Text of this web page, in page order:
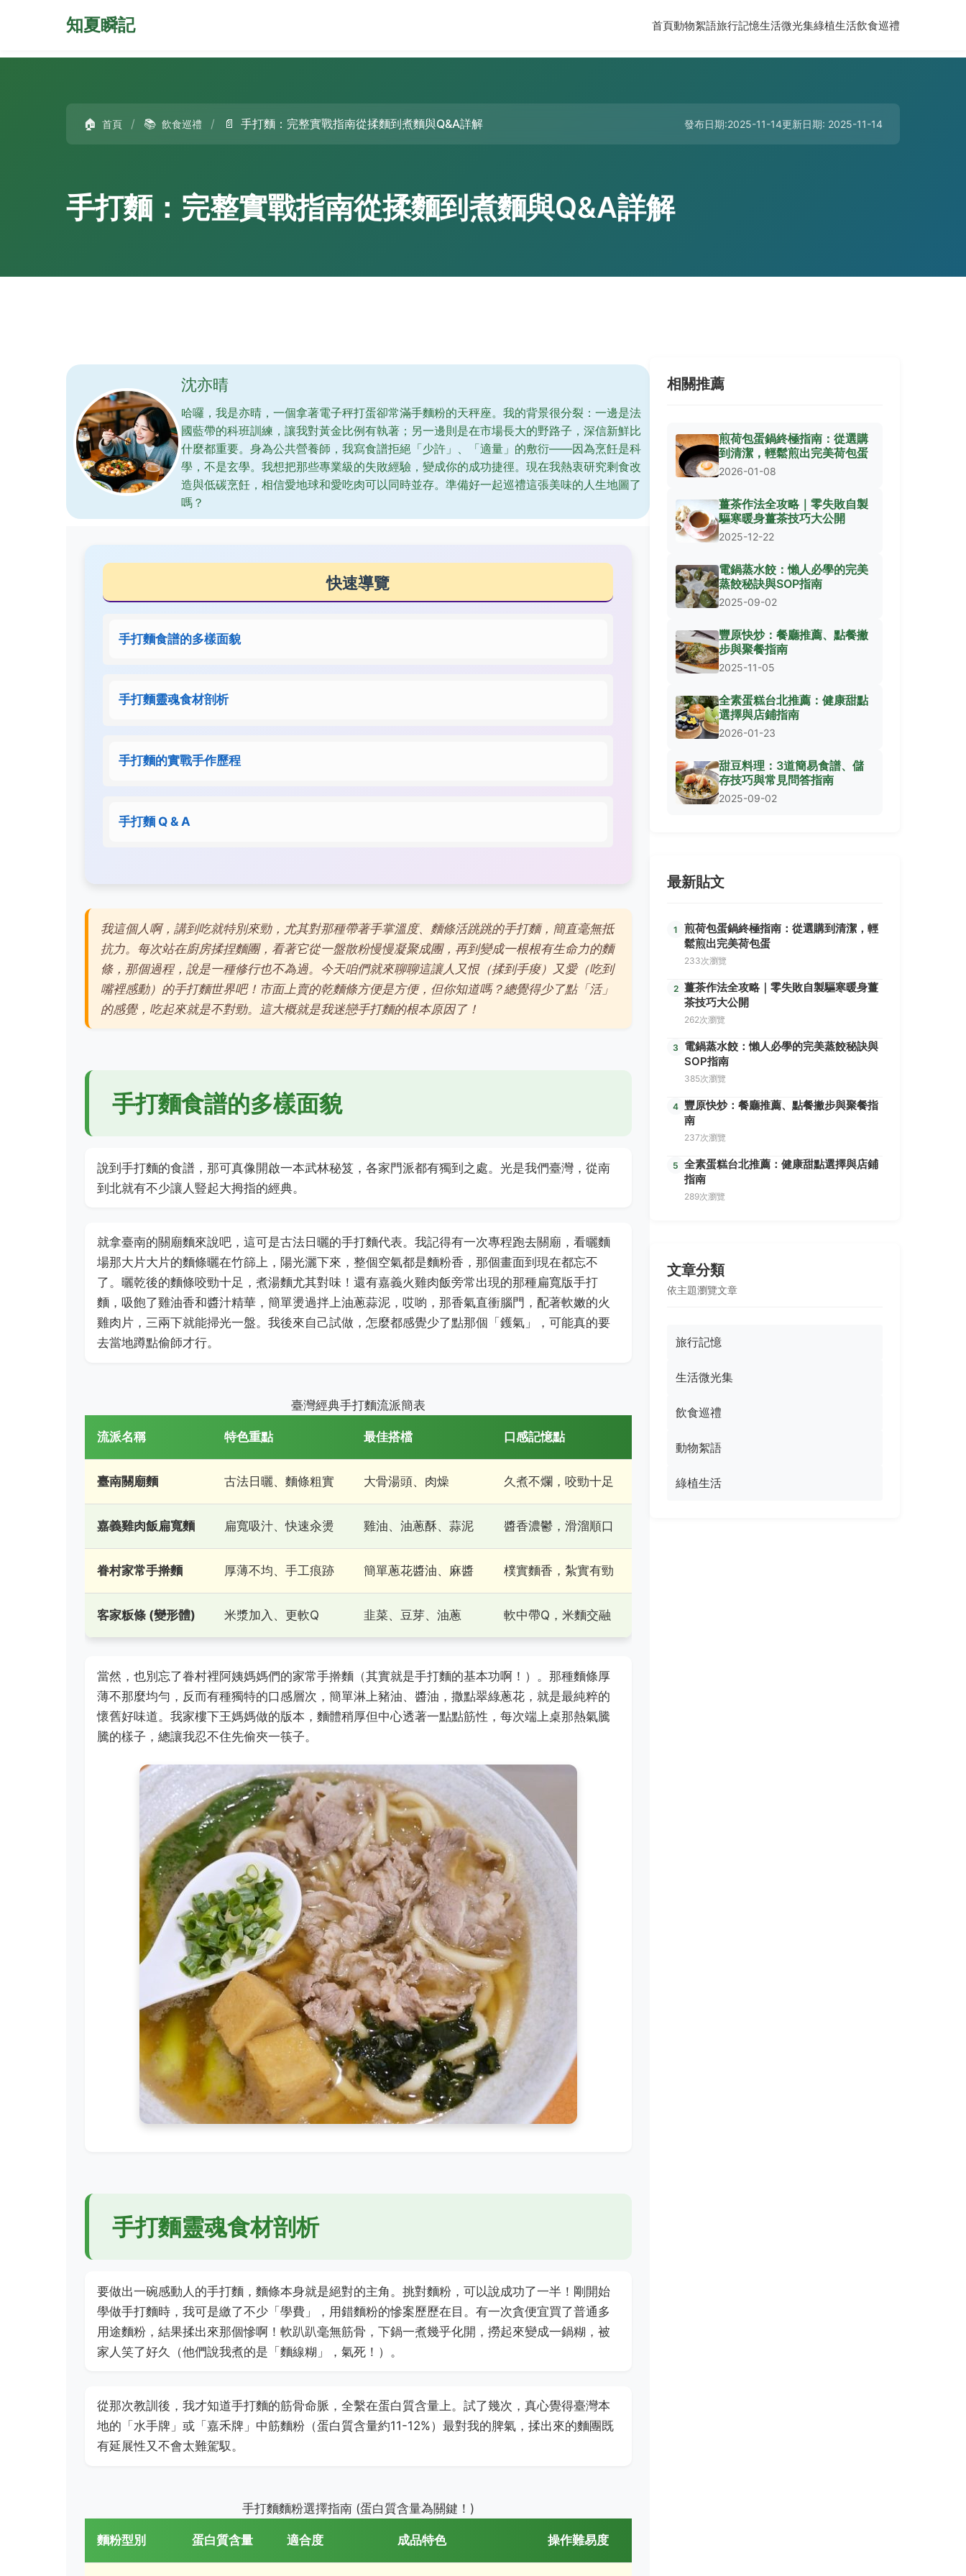
知夏瞬記 首頁動物絮語旅行記憶生活微光集綠植生活飲食巡禮
🏠 首頁 / 📚 飲食巡禮 / 📄 手打麵：完整實戰指南從揉麵到煮麵與Q&A詳解 發布日期:2025-11-14更新日期: 2025-11-14
手打麵：完整實戰指南從揉麵到煮麵與Q&A詳解
沈亦晴
哈囉，我是亦晴，一個拿著電子秤打蛋卻常滿手麵粉的天秤座。我的背景很分裂：一邊是法
國藍帶的科班訓練，讓我對黃金比例有執著；另一邊則是在市場長大的野路子，深信新鮮比
什麼都重要。身為公共營養師，我寫食譜拒絕「少許」、「適量」的敷衍——因為烹飪是科
學，不是玄學。我想把那些專業級的失敗經驗，變成你的成功捷徑。現在我熱衷研究剩食改
造與低碳烹飪，相信愛地球和愛吃肉可以同時並存。準備好一起巡禮這張美味的人生地圖了
嗎？
快速導覽
手打麵食譜的多樣面貌
手打麵靈魂食材剖析
手打麵的實戰手作歷程
手打麵 Q & A
我這個人啊，講到吃就特別來勁，尤其對那種帶著手掌溫度、麵條活跳跳的手打麵，簡直毫無抵
抗力。每次站在廚房揉捏麵團，看著它從一盤散粉慢慢凝聚成團，再到變成一根根有生命力的麵
條，那個過程，說是一種修行也不為過。今天咱們就來聊聊這讓人又恨（揉到手痠）又愛（吃到
嘴裡感動）的手打麵世界吧！市面上賣的乾麵條方便是方便，但你知道嗎？總覺得少了點「活」
的感覺，吃起來就是不對勁。這大概就是我迷戀手打麵的根本原因了！
手打麵食譜的多樣面貌
說到手打麵的食譜，那可真像開啟一本武林秘笈，各家門派都有獨到之處。光是我們臺灣，從南
到北就有不少讓人豎起大拇指的經典。
就拿臺南的關廟麵來說吧，這可是古法日曬的手打麵代表。我記得有一次專程跑去關廟，看曬麵
場那大片大片的麵條曬在竹篩上，陽光灑下來，整個空氣都是麵粉香，那個畫面到現在都忘不
了。曬乾後的麵條咬勁十足，煮湯麵尤其對味！還有嘉義火雞肉飯旁常出現的那種扁寬版手打
麵，吸飽了雞油香和醬汁精華，簡單燙過拌上油蔥蒜泥，哎喲，那香氣直衝腦門，配著軟嫩的火
雞肉片，三兩下就能掃光一盤。我後來自己試做，怎麼都感覺少了點那個「鑊氣」，可能真的要
去當地蹲點偷師才行。
臺灣經典手打麵流派簡表
流派名稱 特色重點 最佳搭檔 口感記憶點
臺南關廟麵 古法日曬、麵條粗實 大骨湯頭、肉燥 久煮不爛，咬勁十足
嘉義雞肉飯扁寬麵 扁寬吸汁、快速汆燙 雞油、油蔥酥、蒜泥 醬香濃鬱，滑溜順口
眷村家常手擀麵 厚薄不均、手工痕跡 簡單蔥花醬油、麻醬 樸實麵香，紮實有勁
客家粄條 (變形體) 米漿加入、更軟Q 韭菜、豆芽、油蔥 軟中帶Q，米麵交融
當然，也別忘了眷村裡阿姨媽媽們的家常手擀麵（其實就是手打麵的基本功啊！）。那種麵條厚
薄不那麼均勻，反而有種獨特的口感層次，簡單淋上豬油、醬油，撒點翠綠蔥花，就是最純粹的
懷舊好味道。我家樓下王媽媽做的版本，麵體稍厚但中心透著一點點筋性，每次端上桌那熱氣騰
騰的樣子，總讓我忍不住先偷夾一筷子。
手打麵靈魂食材剖析
要做出一碗感動人的手打麵，麵條本身就是絕對的主角。挑對麵粉，可以說成功了一半！剛開始
學做手打麵時，我可是繳了不少「學費」，用錯麵粉的慘案歷歷在目。有一次貪便宜買了普通多
用途麵粉，結果揉出來那個慘啊！軟趴趴毫無筋骨，下鍋一煮幾乎化開，撈起來變成一鍋糊，被
家人笑了好久（他們說我煮的是「麵線糊」，氣死！）。
從那次教訓後，我才知道手打麵的筋骨命脈，全繫在蛋白質含量上。試了幾次，真心覺得臺灣本
地的「水手牌」或「嘉禾牌」中筋麵粉（蛋白質含量約11-12%）最對我的脾氣，揉出來的麵團既
有延展性又不會太難駕馭。
手打麵麵粉選擇指南 (蛋白質含量為關鍵！)
麵粉型別 蛋白質含量 適合度 成品特色 操作難易度
相關推薦
煎荷包蛋鍋終極指南：從選購
到清潔，輕鬆煎出完美荷包蛋
2026-01-08
薑茶作法全攻略｜零失敗自製
驅寒暖身薑茶技巧大公開
2025-12-22
電鍋蒸水餃：懶人必學的完美
蒸餃秘訣與SOP指南
2025-09-02
豐原快炒：餐廳推薦、點餐撇
步與聚餐指南
2025-11-05
全素蛋糕台北推薦：健康甜點
選擇與店鋪指南
2026-01-23
甜豆料理：3道簡易食譜、儲
存技巧與常見問答指南
2025-09-02
最新貼文
1
煎荷包蛋鍋終極指南：從選購到清潔，輕
鬆煎出完美荷包蛋
233次瀏覽
2 薑茶作法全攻略｜零失敗自製驅寒暖身薑
茶技巧大公開
262次瀏覽
3
電鍋蒸水餃：懶人必學的完美蒸餃秘訣與
SOP指南
385次瀏覽
4 豐原快炒：餐廳推薦、點餐撇步與聚餐指
南
237次瀏覽
5 全素蛋糕台北推薦：健康甜點選擇與店鋪
指南
289次瀏覽
文章分類
依主題瀏覽文章
旅行記憶
生活微光集
飲食巡禮
動物絮語
綠植生活